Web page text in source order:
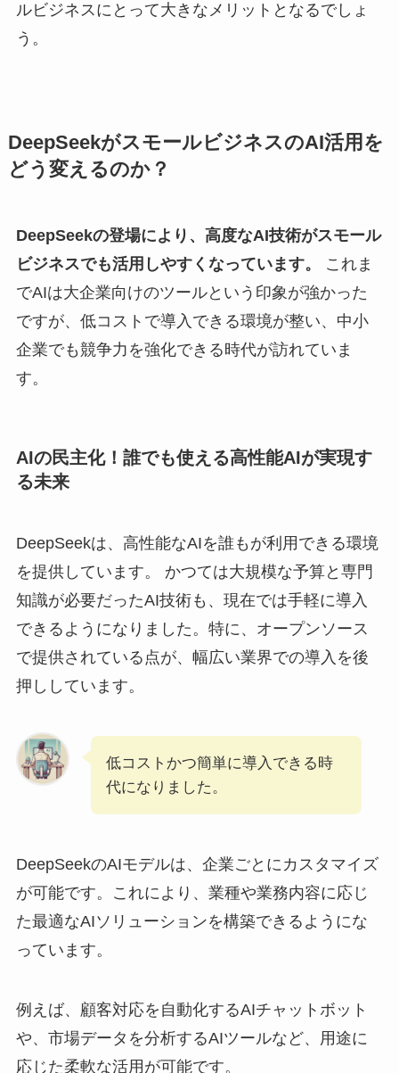
ルビジネスにとって大きなメリットとなるでしょ
う。
DeepSeekがスモールビジネスのAI活用を
どう変えるのか？
DeepSeekの登場により、高度なAI技術がスモール
ビジネスでも活用しやすくなっています。
これま
でAIは大企業向けのツールという印象が強かった
ですが、低コストで導入できる環境が整い、中小
企業でも競争力を強化できる時代が訪れていま
す。
AIの民主化！誰でも使える高性能AIが実現す
る未来
DeepSeekは、高性能なAIを誰もが利用できる環境
を提供しています。 かつては大規模な予算と専門
知識が必要だったAI技術も、現在では手軽に導入
できるようになりました。特に、オープンソース
で提供されている点が、幅広い業界での導入を後
押ししています。
低コストかつ簡単に導入できる時
代になりました。
DeepSeekのAIモデルは、企業ごとにカスタマイズ
が可能です。これにより、業種や業務内容に応じ
た最適なAIソリューションを構築できるようにな
っています。
例えば、顧客対応を自動化するAIチャットボット
や、市場データを分析するAIツールなど、用途に
応じた柔軟な活用が可能です。